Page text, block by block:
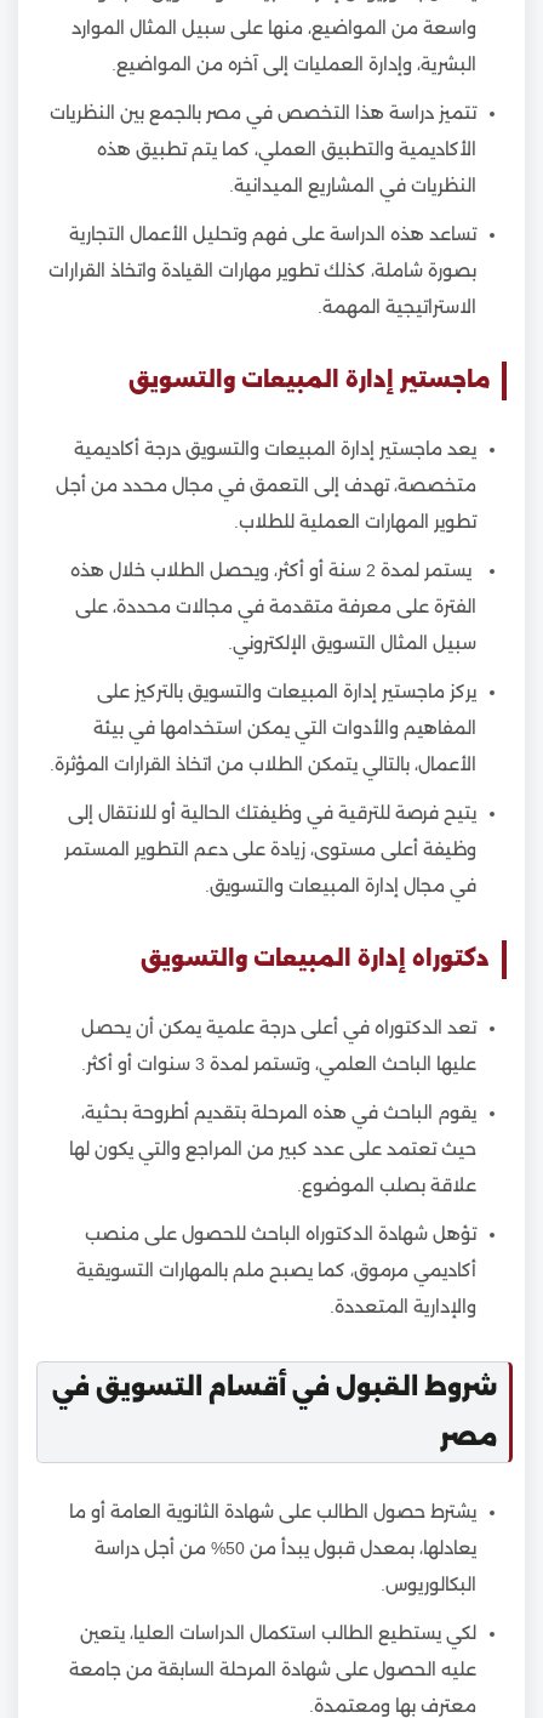
واسعة من المواضيع، منها على سبيل المثال الموارد
البشرية، وإدارة العمليات إلى آخره من المواضيع.
تتميز دراسة هذا التخصص في مصر بالجمع بين النظريات
الأكاديمية والتطبيق العملي، كما يتم تطبيق هذه
النظريات في المشاريع الميدانية.
تساعد هذه الدراسة على فهم وتحليل الأعمال التجارية
بصورة شاملة، كذلك تطوير مهارات القيادة واتخاذ القرارات
الاستراتيجية المهمة.
ماجستير إدارة المبيعات والتسويق
يعد ماجستير إدارة المبيعات والتسويق درجة أكاديمية
متخصصة، تهدف إلى التعمق في مجال محدد من أجل
تطوير المهارات العملية للطلاب.
يستمر لمدة 2 سنة أو أكثر، ويحصل الطلاب خلال هذه
الفترة على معرفة متقدمة في مجالات محددة، على
سبيل المثال التسويق الإلكتروني.
يركز ماجستير إدارة المبيعات والتسويق بالتركيز على
المفاهيم والأدوات التي يمكن استخدامها في بيئة
الأعمال، بالتالي يتمكن الطلاب من اتخاذ القرارات المؤثرة.
يتيح فرصة للترقية في وظيفتك الحالية أو للانتقال إلى
وظيفة أعلى مستوى، زيادة على دعم التطوير المستمر
في مجال إدارة المبيعات والتسويق.
دكتوراه إدارة المبيعات والتسويق
تعد الدكتوراه في أعلى درجة علمية يمكن أن يحصل
عليها الباحث العلمي، وتستمر لمدة 3 سنوات أو أكثر.
يقوم الباحث في هذه المرحلة بتقديم أطروحة بحثية،
حيث تعتمد على عدد كبير من المراجع والتي يكون لها
علاقة بصلب الموضوع.
تؤهل شهادة الدكتوراه الباحث للحصول على منصب
أكاديمي مرموق، كما يصبح ملم بالمهارات التسويقية
والإدارية المتعددة.
شروط القبول في أقسام التسويق في
مصر
يشترط حصول الطالب على شهادة الثانوية العامة أو ما
يعادلها، بمعدل قبول يبدأ من 50% من أجل دراسة
البكالوريوس.
لكي يستطيع الطالب استكمال الدراسات العليا، يتعين
عليه الحصول على شهادة المرحلة السابقة من جامعة
معترف بها ومعتمدة.